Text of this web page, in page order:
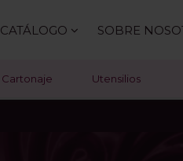
CATÁLOGO SOBRE
Cartonaje Utensilios